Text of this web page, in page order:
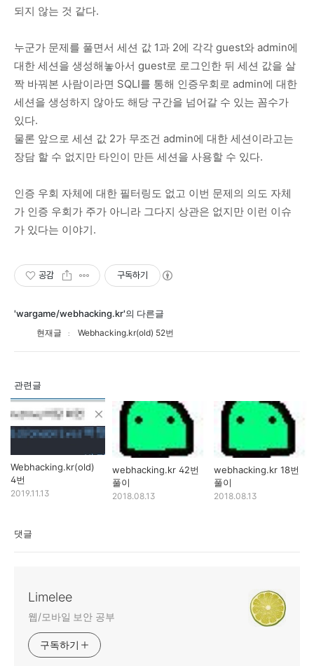
되지 않는 것 같다.
누군가 문제를 풀면서 세션 값 1과 2에 각각 guest와 admin에
대한 세션을 생성해놓아서 guest로 로그인한 뒤 세션 값을 살
짝 바꿔본 사람이라면 SQLI를 통해 인증우회로 admin에 대한
세션을 생성하지 않아도 해당 구간을 넘어갈 수 있는 꼼수가
있다.
물론 앞으로 세션 값 2가 무조건 admin에 대한 세션이라고는
장담 할 수 없지만 타인이 만든 세션을 사용할 수 있다.
인증 우회 자체에 대한 필터링도 없고 이번 문제의 의도 자체
가 인증 우회가 주가 아니라 그다지 상관은 없지만 이런 이슈
가 있다는 이야기.
공감 구독하기
'wargame/webhacking.kr'의 다른글
현재글 Webhacking.kr(old) 52번
관련글
Webhacking.kr(old)
4번
2019.11.13
webhacking.kr 42번
풀이
2018.08.13
webhacking.kr 18번
풀이
2018.08.13
댓글
Limelee
웹/모바일 보안 공부
구독하기